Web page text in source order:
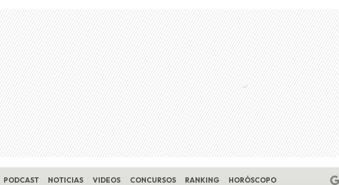
PODCAST NOTICIAS VIDEOS CONCURSOS RANKING HORÓSCOPO